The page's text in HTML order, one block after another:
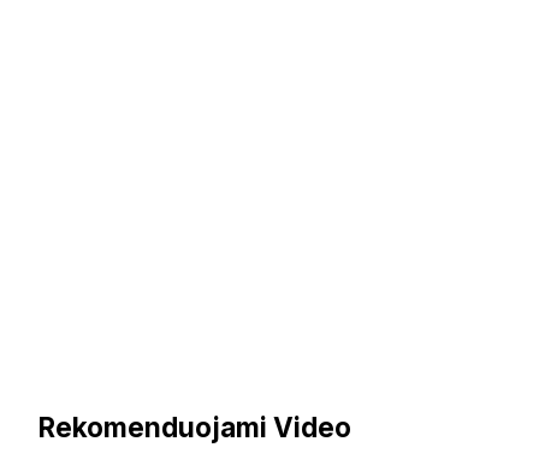
Rekomenduojami Video